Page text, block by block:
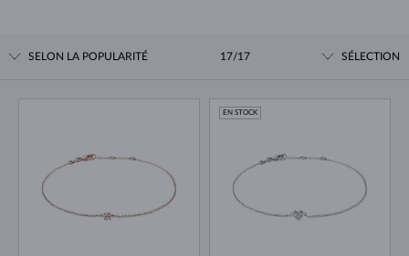
SELON LA POPULARITÉ 17/17 SÉLECTION
EN STOCK